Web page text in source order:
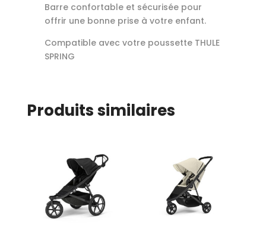
Barre confortable et sécurisée pour
offrir une bonne prise à votre enfant.
Compatible avec votre poussette THULE
SPRING
Produits similaires